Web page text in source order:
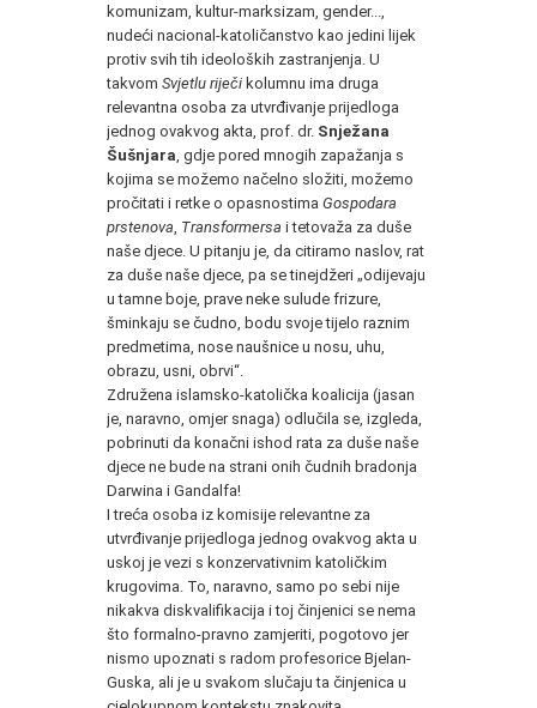
komunizam, kultur-marksizam, gender...,
nudeći nacional-katoličanstvo kao jedini lijek
protiv svih tih ideoloških zastranjenja. U
takvom Svjetlu riječi kolumnu ima druga
relevantna osoba za utvrđivanje prijedloga
jednog ovakvog akta, prof. dr. Snježana
Šušnjara , gdje pored mnogih zapažanja s
kojima se možemo načelno složiti, možemo
pročitati i retke o opasnostima Gospodara
prstenova Transformersa i tetovaža za duše
naše djece. U pitanju je, da citiramo naslov, rat
za duše naše djece, pa se tinejdžeri „odijevaju
u tamne boje, prave neke sulude frizure,
šminkaju se čudno, bodu svoje tijelo raznim
predmetima, nose naušnice u nosu, uhu,
obrazu, usni, obrvi“.
Združena islamsko-katolička koalicija (jasan
je, naravno, omjer snaga) odlučila se, izgleda,
pobrinuti da konačni ishod rata za duše naše
djece ne bude na strani onih čudnih bradonja
Darwina i Gandalfa!
I treća osoba iz komisije relevantne za
utvrđivanje prijedloga jednog ovakvog akta u
uskoj je vezi s konzervativnim katoličkim
krugovima. To, naravno, samo po sebi nije
nikakva diskvalifikacija i toj činjenici se nema
što formalno-pravno zamjeriti, pogotovo jer
nismo upoznati s radom profesorice Bjelan-
Guska, ali je u svakom slučaju ta činjenica u